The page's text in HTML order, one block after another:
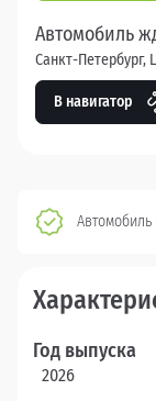
Автомобиль
Санкт-Петербург,
В навигатор
Автомобиль
Год выпуска
2026